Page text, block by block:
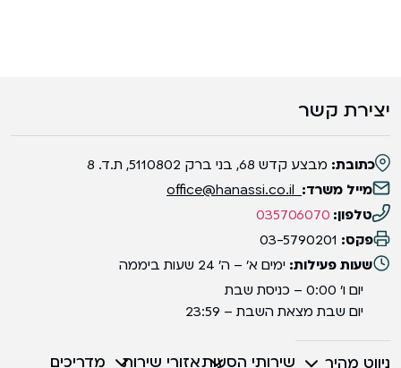
יצירת קשר
כתובת: מבצע קדש 68, בני ברק 5110802, ת.ד. 8
מייל משרד:
טלפון: 035706070
פקס: 03-5790201
שעות פעילות: ימים א' – ה' 24 שעות ביממה
יום ו' 0:00 – כניסת שבת
יום שבת מצאת השבת – 23:59
ניווט מהיר שירותי הסעותאזורי שירות מדריכים